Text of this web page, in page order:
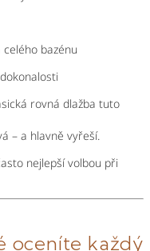
bazénu
rovná dlažba tuto
– a hlavně vyřeší.
nejlepší volbou při
oceníte každý